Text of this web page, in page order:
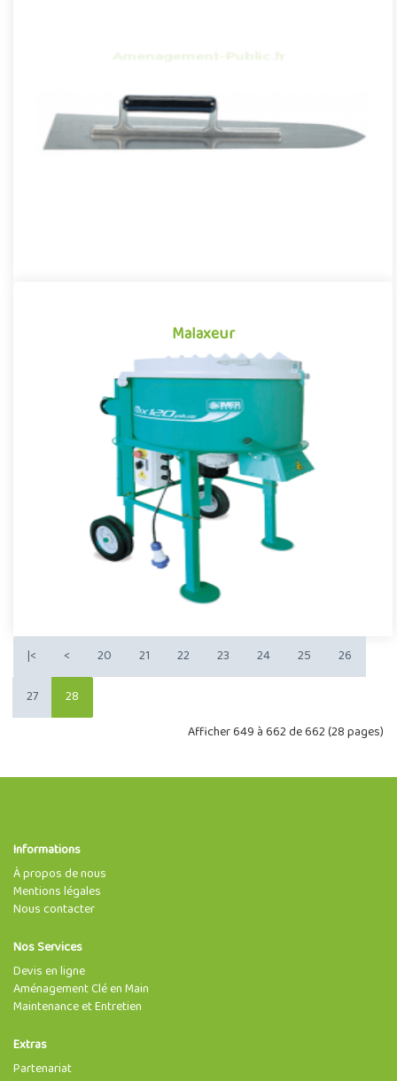
Taloche Flamande
Taloche Flamande en Inox pour les sols souples.Permet
d'égalisé et de bien fermer le grain...
Malaxeur
Malaxeur
Malaxeur a axe verticale pour avoir un mélange homogène.Idéale
pour mélange les granules de caoutchouc, Epdm avec la
résine.F..
|< < 20 21 22 23 24 25
26
27
28
Afficher 649 à 662 de 662 (28 pages)
Informations
À propos de nous
Mentions légales
Nous contacter
Nos Services
Devis en ligne
Aménagement Clé en Main
Maintenance et Entretien
Extras
Partenariat